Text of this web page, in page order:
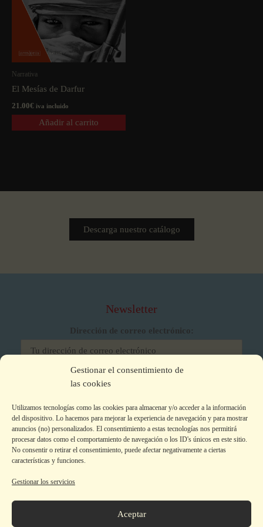
Gestionar el consentimiento de
las cookies
Utilizamos tecnologías como las cookies para almacenar y/o acceder a la información
del dispositivo. Lo hacemos para mejorar la experiencia de navegación y para mostrar
anuncios (no) personalizados. El consentimiento a estas tecnologías nos permitirá
procesar datos como el comportamiento de navegación o los ID's únicos en este sitio.
No consentir o retirar el consentimiento, puede afectar negativamente a ciertas
características y funciones.
Gestionar los servicios
Aceptar
Narrativa
El Mesí­as de Darfur
21.00€ iva incluido
Añadir al carrito
Descarga nuestro catálogo
Newsletter
Dirección de correo electrónico:
He leído y acepto los términos y condiciones
Colecciones